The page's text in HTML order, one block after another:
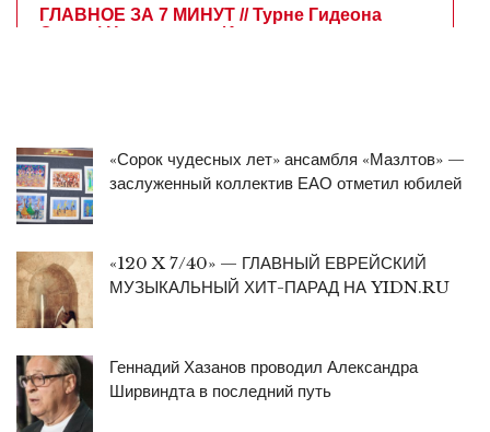
«Сорок чудесных лет» ансамбля «Мазлтов» —
заслуженный коллектив ЕАО отметил юбилей
«120 X 7/40» — ГЛАВНЫЙ ЕВРЕЙСКИЙ
МУЗЫКАЛЬНЫЙ ХИТ-ПАРАД НА YIDN.RU
Геннадий Хазанов проводил Александра
Ширвиндта в последний путь